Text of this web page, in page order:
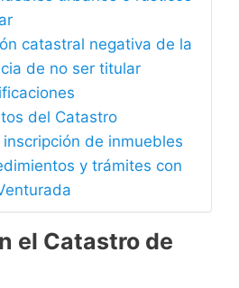
catastral negativa de la
de no ser titular
del Catastro
de inmuebles
y trámites con
el Catastro de